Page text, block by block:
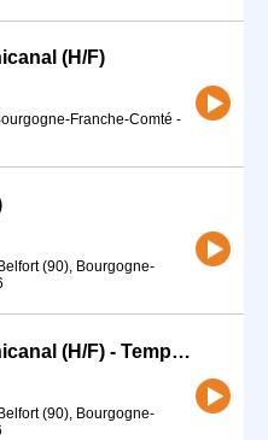
(H/F)
Franche-Comté -
(90), Bourgogne-
Conseiller-ère Vente Omnicanal (H/F) - Temps partiel
(90), Bourgogne-